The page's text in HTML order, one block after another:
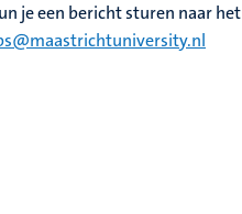
je een bericht sturen naar het